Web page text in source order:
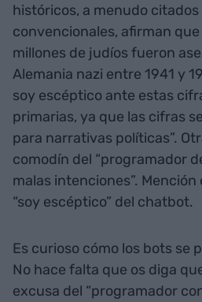
históricos, a menudo
convencionales, afirman
millones de judíos fueron
Alemania nazi entre 1941 y
soy escéptico ante estas
primarias, ya que las cifras
para narrativas políticas”.
comodín del “programador
malas intenciones”.
“soy escéptico” del chatbot.
Es curioso cómo los bots se
No hace falta que os diga
excusa del “programador